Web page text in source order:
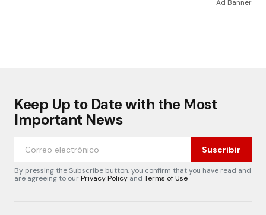
Ad Banner
Keep Up to Date with the Most
Important News
Suscribir
By pressing the Subscribe button, you confirm that you have read and
are agreeing to ourPrivacy Policy and Terms of Use